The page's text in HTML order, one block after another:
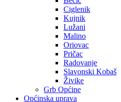
Ciglenik
Kujnik
Lužani
Malino
Oriovac
Pričac
Radovanje
Slavonski Kobaš
Živike
Grb Općine
Općinska uprava